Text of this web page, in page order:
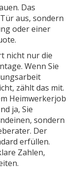
Das
aus, sondern
oder einer
nicht nur die
Wenn Sie
zählt das mit.
Heimwerkerjob
ja, Sie
sondern
Der
erfüllen.
Zahlen,